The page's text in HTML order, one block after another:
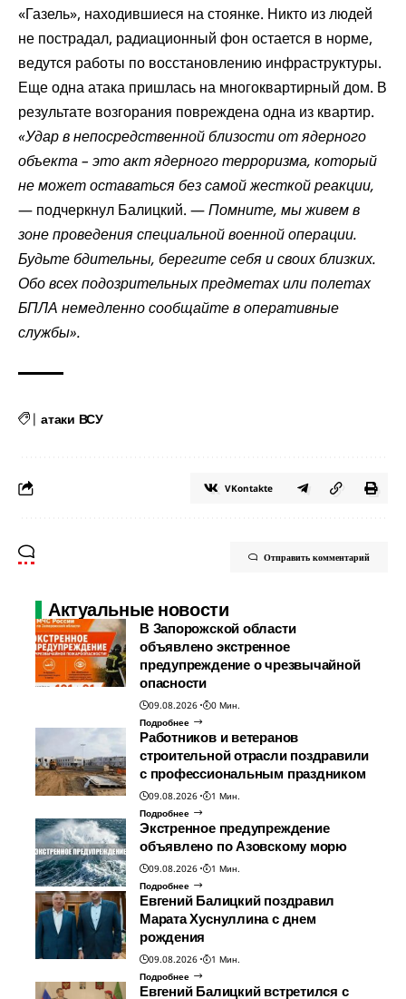
«Газель», находившиеся на стоянке. Никто из людей
не пострадал, радиационный фон остается в норме,
ведутся работы по восстановлению инфраструктуры.
Еще одна атака пришлась на многоквартирный дом. В
результате возгорания повреждена одна из квартир.
«Удар в непосредственной близости от ядерного
объекта – это акт ядерного терроризма, который
не может оставаться без самой жесткой реакции,
— подчеркнул Балицкий. —Помните, мы живем в
зоне проведения специальной военной операции.
Будьте бдительны, берегите себя и своих близких.
Обо всех подозрительных предметах или полетах
БПЛА немедленно сообщайте в оперативные
службы».
| атаки ВСУ
VKontakte
Отправить комментарий
Актуальные новости
В Запорожской области
объявлено экстренное
предупреждение о чрезвычайной
опасности
09.08.2026
0 Мин.
Подробнее
Работников и ветеранов
строительной отрасли поздравили
с профессиональным праздником
09.08.2026
1 Мин.
Подробнее
Экстренное предупреждение
объявлено по Азовскому морю
09.08.2026
1 Мин.
Подробнее
Евгений Балицкий поздравил
Марата Хуснуллина с днем
рождения
09.08.2026
1 Мин.
Подробнее
Евгений Балицкий встретился с